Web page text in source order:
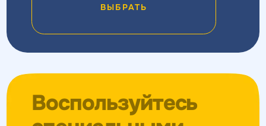
ВЫБРАТЬ
Воспользуйтесь